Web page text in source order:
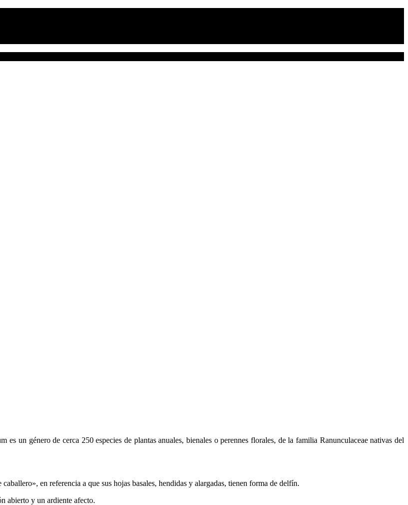
un género de cerca 250 especies de plantas anuales, bienales o perennes florales, de la familia Ranunculaceae nativas del
en referencia a que sus hojas basales, hendidas y alargadas, tienen forma de delfín.
abierto y un ardiente afecto.